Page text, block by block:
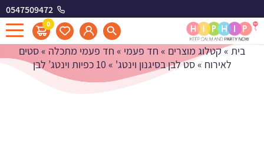
0547509472
0 10 כפיות וינטג' לבן
בית»קטלוג מוצרים » חד פעמי » חד פעמי מתכלה »סטים
לאירוח »סט לבן בסיגנון וינטג' » 10 כפיות וינטג’ לבן